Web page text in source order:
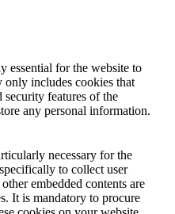
essential for the website to
includes cookies that
security features of the
any personal information.
necessary for the
to collect user
embedded contents are
It is mandatory to procure